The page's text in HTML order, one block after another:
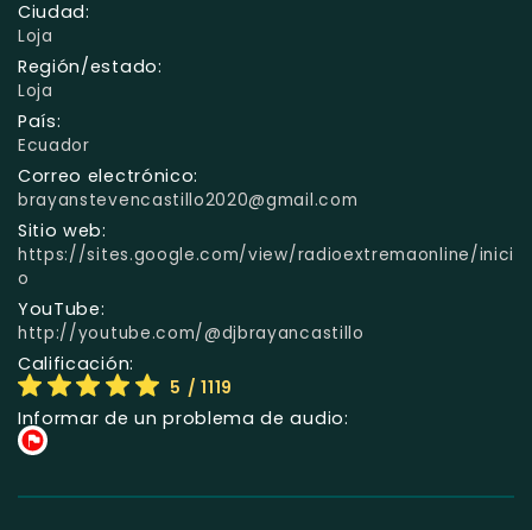
Ciudad:
Loja
Región/estado:
Loja
País:
Ecuador
Correo electrónico:
brayanstevencastillo2020@gmail.com
Sitio web:
https://sites.google.com/view/radioextremaonline/inici
o
YouTube:
http://youtube.com/@djbrayancastillo
Calificación:
5 / 1119
Informar de un problema de audio: